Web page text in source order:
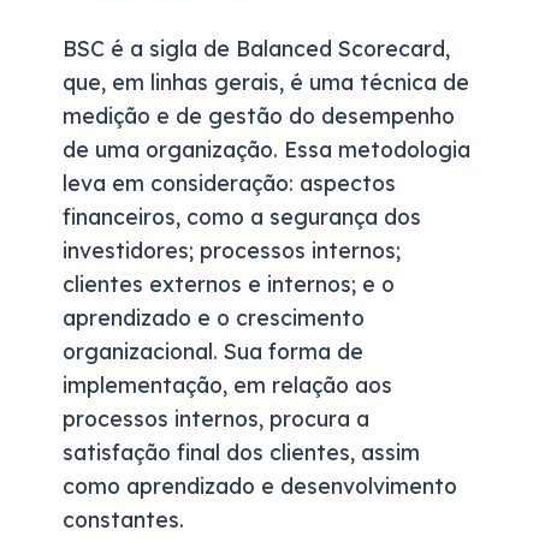
BSC é a sigla de Balanced Scorecard,
que, em linhas gerais, é uma técnica de
medição e de gestão do desempenho
de uma organização. Essa metodologia
leva em consideração: aspectos
financeiros, como a segurança dos
investidores; processos internos;
clientes externos e internos; e o
aprendizado e o crescimento
organizacional. Sua forma de
implementação, em relação aos
processos internos, procura a
satisfação final dos clientes, assim
como aprendizado e desenvolvimento
constantes.